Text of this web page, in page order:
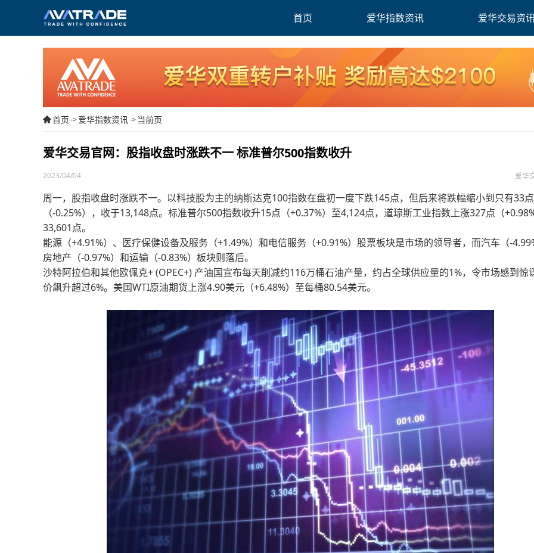
首页 爱华指数资讯 爱华交易资
首页->爱华指数资讯-> 当前页
爱华交易官网：股指收盘时涨跌不一 标准普尔500指数收升
2023/04/04 爱华
周一，股指收盘时涨跌不一。以科技股为主的纳斯达克100指数在盘初一度下跌145点，但后来将跌幅缩小到只有33点
（-0.25%），收于13,148点。标准普尔500指数收升15点（+0.37%）至4,124点，道琼斯工业指数上涨327点（
33,601点。
能源（+4.91%）、医疗保健设备及服务（+1.49%）和电信服务（+0.91%）股票板块是市场的领导者，而汽车（-
房地产（-0.97%）和运输（-0.83%）板块则落后。
沙特阿拉伯和其他欧佩克+ (OPEC+) 产油国宣布每天削减约116万桶石油产量，约占全球供应量的1%，令市场感到惊
价飙升超过6%。美国WTI原油期货上涨4.90美元（+6.48%）至每桶80.54美元。